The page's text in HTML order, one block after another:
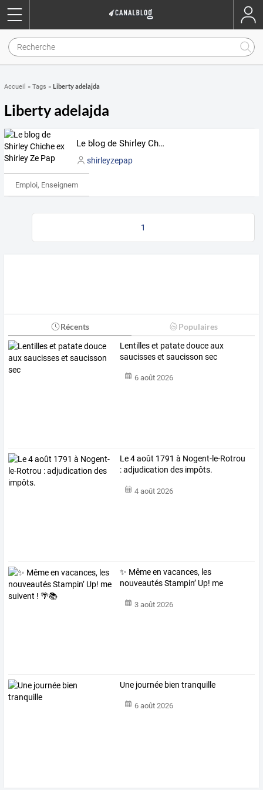
Accueil » Tags » Liberty adelajda
Liberty adelajda
Le blog de Shirley Chiche ex Shirley Ze Pap
shirleyzepap
Emploi, Enseignement & Etudes
1
Récents Populaires
Lentilles et patate douce aux
saucisses et saucisson sec
6 août 2026
Le 4 août 1791 à Nogent-le-Rotrou
: adjudication des impôts.
4 août 2026
✨ Même en vacances, les
nouveautés Stampin’ Up! me
3 août 2026
Une journée bien tranquille
6 août 2026